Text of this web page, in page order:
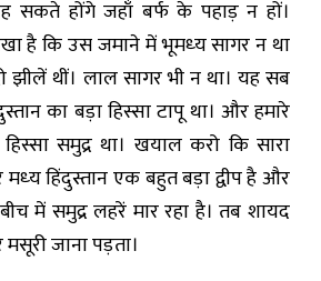
सकते होंगे जहाँ बर्फ के पहाड़ न हों।
है कि उस जमाने में भूमध्‍य सागर न था
झीलें थीं। लाल सागर भी न था। यह सब
का बड़ा हिस्सा टापू था। और हमारे
समुद्र था। खयाल करो कि सारा
मध्‍य हिंदुस्तान एक बहुत बड़ा द्वीप है और
में समुद्र लहरें मार रहा है। तब शायद
जाना पड़ता।